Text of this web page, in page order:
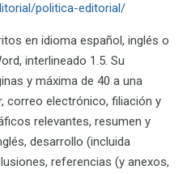
politica-editorial/
en idioma español, inglés o
interlineado 1.5. Su
y máxima de 40 a una
correo electrónico, filiación y
relevantes, resumen y
desarrollo (incluida
referencias (y anexos,